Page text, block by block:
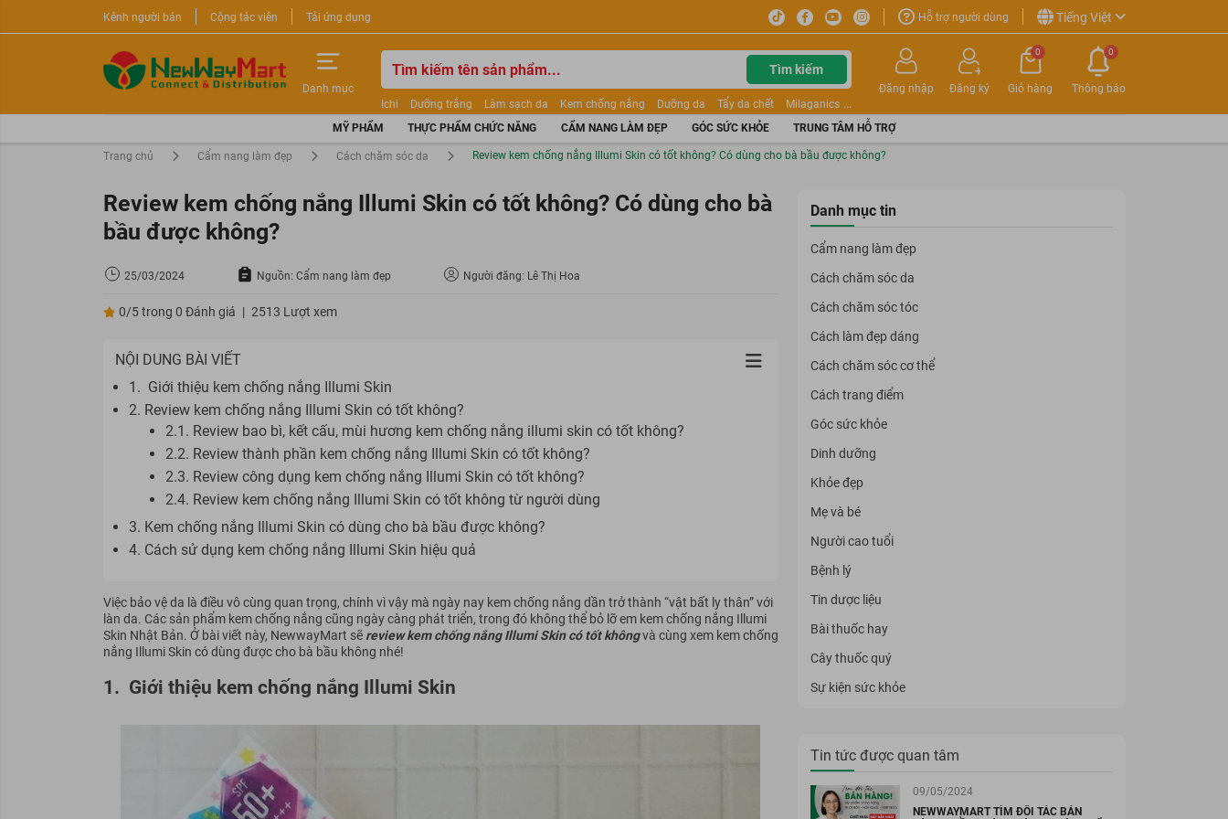
Kênh người bán Cộng tác viên Tải ứng dụng Hỗ trợ người dùng Tiếng Việt
Danh mục
Tìm kiếm
Ichi Dưỡng trắng Làm sạch da Kem chống nắng Dưỡng da Tẩy da chết
Milaganics
Nước tẩy trang
Kem trang điểm Dưỡng trắng Dior Mỹ phẩm Mặt nạ
Tinh chất
Sữa rửa mặt
Đăng nhập Đăng ký
0
Giỏ hàng Thông báo
0
MỸ PHẨM THỰC PHẨM CHỨC NĂNG CẨM NANG LÀM ĐẸP GÓC SỨC KHỎE TRUNG TÂM HỖ TRỢ
Trang chủ Cẩm nang làm đẹp Cách chăm sóc da Review kem chống nắng Illumi Skin có tốt không? Có dùng cho bà bầu được không?
Review kem chống nắng Illumi Skin có tốt không? Có dùng cho bà
bầu được không?
25/03/2024 Nguồn: Cẩm nang làm đẹp Người đăng: Lê Thị Hoa
0/5 trong 0 Đánh giá | 2513 Lượt xem
NỘI DUNG BÀI VIẾT
1. Giới thiệu kem chống nắng Illumi Skin
2. Review kem chống nắng Illumi Skin có tốt không?
2.1. Review bao bì, kết cấu, mùi hương kem chống nắng illumi skin có tốt không?
2.2. Review thành phần kem chống nắng Illumi Skin có tốt không?
2.3. Review công dụng kem chống nắng Illumi Skin có tốt không?
2.4. Review kem chống nắng Illumi Skin có tốt không từ người dùng
3. Kem chống nắng Illumi Skin có dùng cho bà bầu được không?
4. Cách sử dụng kem chống nắng Illumi Skin hiệu quả
Việc bảo vệ da là điều vô cùng quan trọng, chính vì vậy mà ngày nay kem chống nắng dần trở thành “vật bất ly thân” với
làn da. Các sản phẩm kem chống nắng cũng ngày càng phát triển, trong đó không thể bỏ lỡ em kem chống nắng Illumi
Skin Nhật Bản. Ở bài viết này, NewwayMart sẽ review kem chống nắng Illumi Skin có tốt khôngvà cùng xem kem chống
nắng Illumi Skin có dùng được cho bà bầu không nhé!
1. Giới thiệu kem chống nắng Illumi Skin
Danh mục tin
Cẩm nang làm đẹp
Cách chăm sóc da
Cách chăm sóc tóc
Cách làm đẹp dáng
Cách chăm sóc cơ thể
Cách trang điểm
Góc sức khỏe
Dinh dưỡng
Khỏe đẹp
Mẹ và bé
Người cao tuổi
Bệnh lý
Tin dược liệu
Bài thuốc hay
Cây thuốc quý
Sự kiện sức khỏe
Tin tức được quan tâm
09/05/2024
NEWWAYMART TÌM ĐỐI TÁC BÁN